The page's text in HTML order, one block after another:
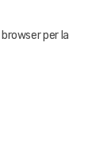
per la